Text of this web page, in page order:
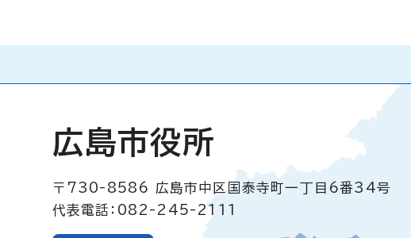
広島市役所
〒730-8586
広島市中区国泰寺町一丁目6番34号
代表電話：082-245-2111